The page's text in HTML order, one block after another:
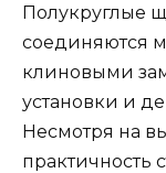
Полукруглые
соединяются
клиновыми
установки и
Несмотря на
практичность